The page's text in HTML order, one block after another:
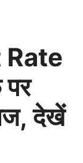
Rate
देखें